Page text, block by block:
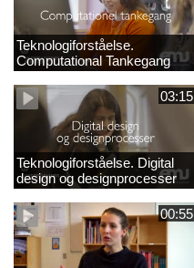
Teknologiforståelse.
Computational Tankegang
03:15
Teknologiforståelse. Digital
design og designprocesser
00:55